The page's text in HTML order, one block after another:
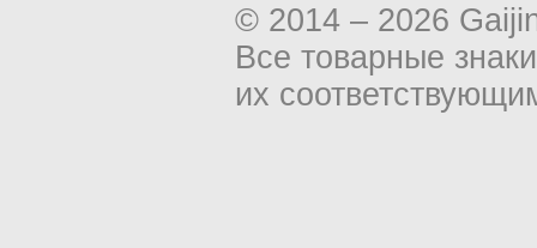
© 2014 – 2026
Все товарные
их